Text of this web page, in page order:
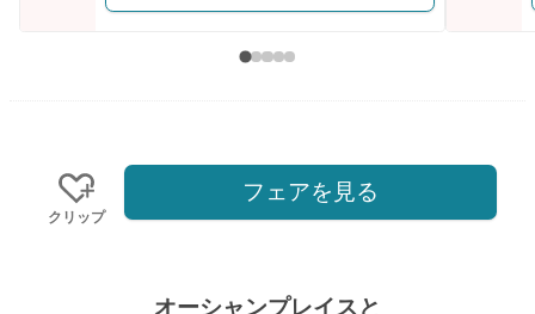
クリップ
フェアを見る
オーシャンプレイスと